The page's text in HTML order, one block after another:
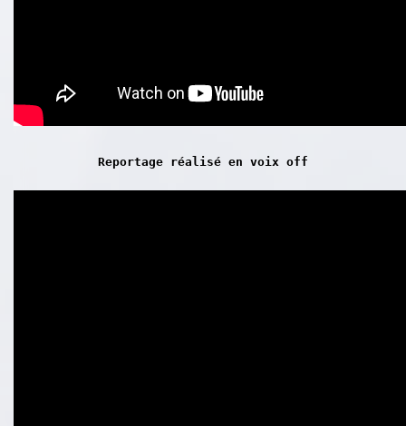
Reportage réalisé en voix off